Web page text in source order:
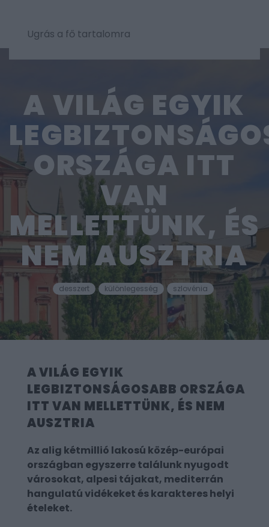
Ugrás a fő tartalomra
A VILÁG EGYIK
ORSZÁGA ITT
VAN
MELLETTÜNK, ÉS
NEM AUSZTRIA
desszert különlegesség szlovénia
A VILÁG EGYIK
LEGBIZTONSÁGOSABB ORSZÁGA
ITT VAN MELLETTÜNK, ÉS NEM
AUSZTRIA
Az alig kétmillió lakosú közép-európai
országban egyszerre találunk nyugodt
városokat, alpesi tájakat, mediterrán
hangulatú vidékeket és karakteres helyi
ételeket.